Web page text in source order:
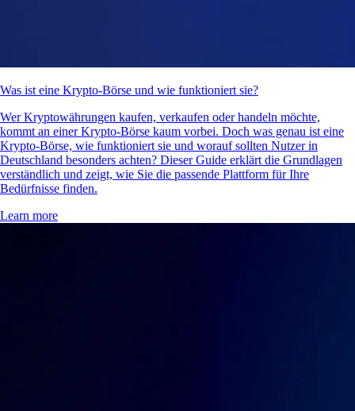
Was ist eine Krypto-Börse und wie funktioniert sie?
Wer Kryptowährungen kaufen, verkaufen oder handeln möchte,
kommt an einer Krypto-Börse kaum vorbei. Doch was genau ist eine
Krypto-Börse, wie funktioniert sie und worauf sollten Nutzer in
Deutschland besonders achten? Dieser Guide erklärt die Grundlagen
verständlich und zeigt, wie Sie die passende Plattform für Ihre
Bedürfnisse finden.
Learn more